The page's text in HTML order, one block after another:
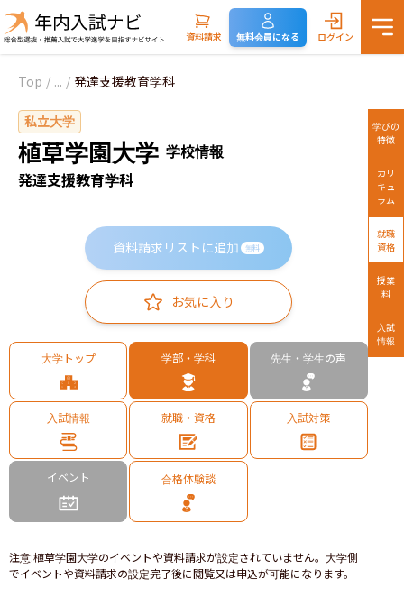
資料請求 無料会員になる ログイン
Top / ... / 発達支援教育学科
私立大学
植草学園大学 学校情報
発達支援教育学科
資料請求リストに追加 無料
お気に入り
大学トップ 学部・学科 先生・学生の声
入試情報 就職・資格 入試対策
イベント 合格体験談
注意:植草学園大学のイベントや資料請求が設定されていません。大学側
でイベントや資料請求の設定完了後に閲覧又は申込が可能になります。
学びの
特徴
カリ
キュ
ラム
就職
資格
授業
料
入試
情報